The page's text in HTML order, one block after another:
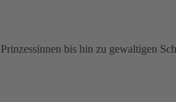
bis hin zu gewaltigen